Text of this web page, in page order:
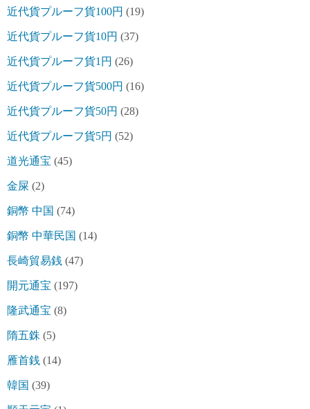
近代貨プルーフ貨100円 (19)
近代貨プルーフ貨10円 (37)
近代貨プルーフ貨1円 (26)
近代貨プルーフ貨500円 (16)
近代貨プルーフ貨50円 (28)
近代貨プルーフ貨5円 (52)
道光通宝 (45)
金屎 (2)
銅幣 中国 (74)
銅幣 中華民国 (14)
長崎貿易銭 (47)
開元通宝 (197)
隆武通宝 (8)
隋五銖 (5)
雁首銭 (14)
韓国 (39)